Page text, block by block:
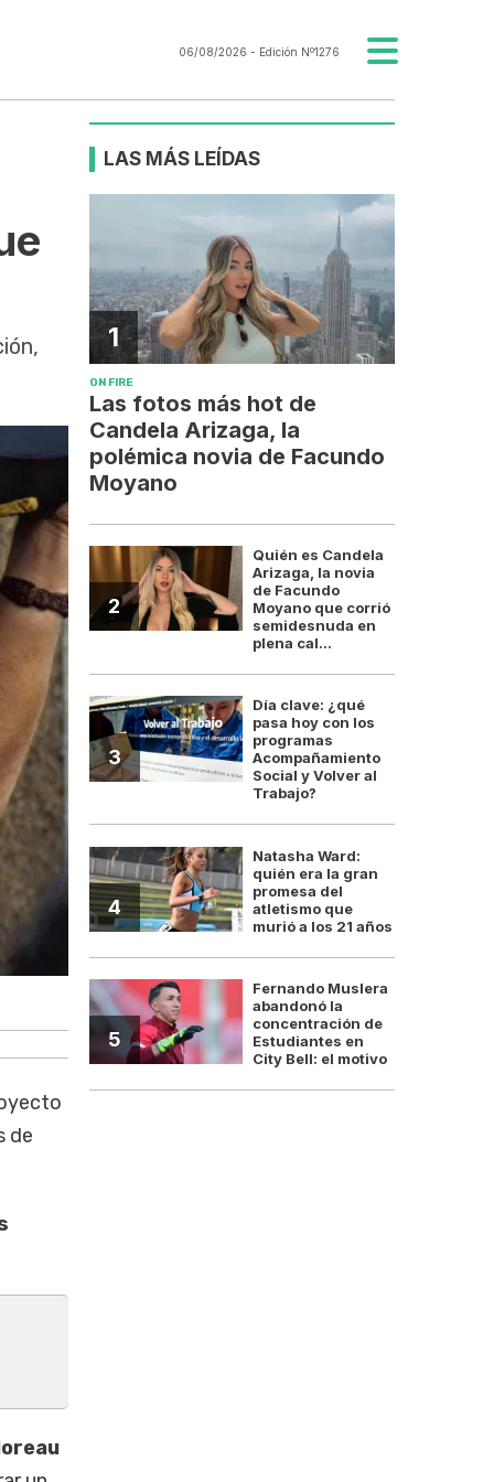
06/08/2026 - Edición Nº1276
Norma Plá, símbolo de la
de
LAS MÁS LEÍDAS
1
ON FIRE
Las fotos más hot de
Candela Arizaga, la
polémica novia de Facundo
Moyano
2
Quién es Candela
Arizaga, la novia
de Facundo
Moyano que corrió
semidesnuda en
plena cal...
3
Día clave: ¿qué
pasa hoy con los
programas
Acompañamiento
Social y Volver al
Trabajo?
4
Natasha Ward:
quién era la gran
promesa del
atletismo que
murió a los 21 años
5
Fernando Muslera
abandonó la
concentración de
Estudiantes en
City Bell: el motivo